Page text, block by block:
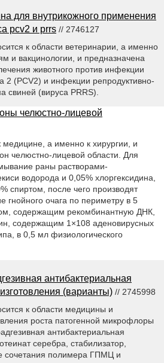
для внутрикожного применения
pcv2 и prrs // 2746127
к области ветеринарии, а именно
и вакцинологии, и предназначена
животного против инфекции
2 (PCV2) и инфекции репродуктивно-
свиней (вируса PRRS).
челюстно-лицевой
медицине, а именно к хирургии, и
челюстно-лицевой области. Для
раны растворами-
водорода и 0,05% хлоргексидина,
спиртом, после чего производят
гнойного очага по периметру в 5
содержащим рекомбинантную ДНК,
содержащим 1×108 аденовирусных
в 0,5 мл физиологического
антибактериальная
(варианты) // 2745998
к области медицины и
роста патогенной микрофлоры
антибактериальная
серебра, стабилизатор,
сочетания полимера ГПМЦ и